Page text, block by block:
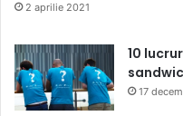
2 aprilie 2021
10
17